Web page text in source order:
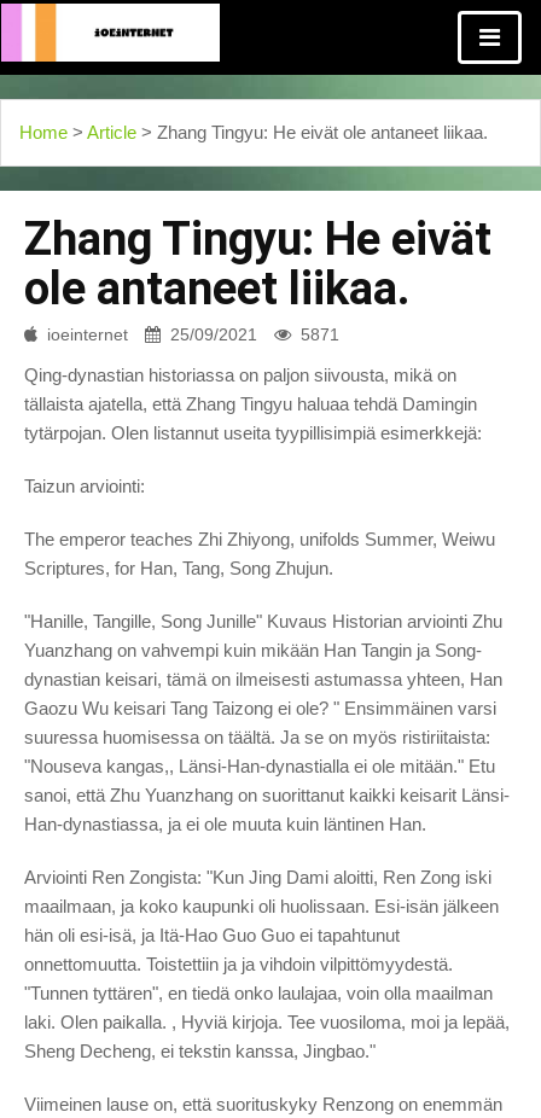
Home > Article > Zhang Tingyu: He eivät ole antaneet liikaa.
Zhang Tingyu: He eivät
ole antaneet liikaa.
ioeinternet 25/09/2021 5871
Qing-dynastian historiassa on paljon siivousta, mikä on
tällaista ajatella, että Zhang Tingyu haluaa tehdä Damingin
tytärpojan. Olen listannut useita tyypillisimpiä esimerkkejä:
Taizun arviointi:
The emperor teaches Zhi Zhiyong, unifolds Summer, Weiwu
Scriptures, for Han, Tang, Song Zhujun.
"Hanille, Tangille, Song Junille" Kuvaus Historian arviointi Zhu
Yuanzhang on vahvempi kuin mikään Han Tangin ja Song-
dynastian keisari, tämä on ilmeisesti astumassa yhteen, Han
Gaozu Wu keisari Tang Taizong ei ole? " Ensimmäinen varsi
suuressa huomisessa on täältä. Ja se on myös ristiriitaista:
"Nouseva kangas,, Länsi-Han-dynastialla ei ole mitään." Etu
sanoi, että Zhu Yuanzhang on suorittanut kaikki keisarit Länsi-
Han-dynastiassa, ja ei ole muuta kuin läntinen Han.
Arviointi Ren Zongista: "Kun Jing Dami aloitti, Ren Zong iski
maailmaan, ja koko kaupunki oli huolissaan. Esi-isän jälkeen
hän oli esi-isä, ja Itä-Hao Guo Guo ei tapahtunut
onnettomuutta. Toistettiin ja ja vihdoin vilpittömyydestä.
"Tunnen tyttären", en tiedä onko laulajaa, voin olla maailman
laki. Olen paikalla. , Hyviä kirjoja. Tee vuosiloma, moi ja lepää,
Sheng Decheng, ei tekstin kanssa, Jingbao."
Viimeinen lause on, että suorituskyky Renzong on enemmän